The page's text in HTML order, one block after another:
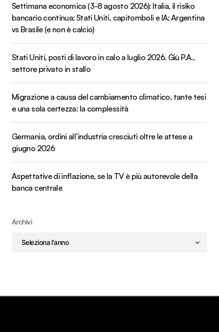
Settimana economica (3-8 agosto 2026): Italia, il risiko
bancario continua; Stati Uniti, capitomboli e IA; Argentina
vs Brasile (e non è calcio)
Stati Uniti, posti di lavoro in calo a luglio 2026. Giù P.A.,
settore privato in stallo
Migrazione a causa del cambiamento climatico, tante tesi
e una sola certezza: la complessità
Germania, ordini all’industria cresciuti oltre le attese a
giugno 2026
Aspettative di inflazione, se la TV è più autorevole della
banca centrale
Archivi